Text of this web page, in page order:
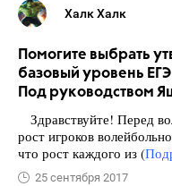
Халк Халк
Помогите выбрать
базовый уровень
Под руководством
Здравствуйте! Перед
рост игроков
что рост каждого из (
25 сентября 2017